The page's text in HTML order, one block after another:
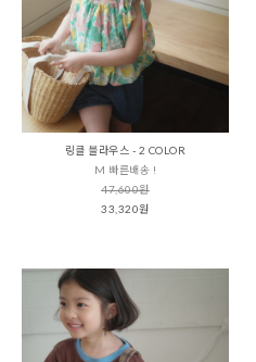
링클 블라우스 - 2 COLOR
M 빠른배송 !
47,600원
33,320원